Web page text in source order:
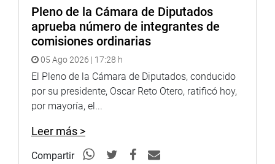
Pleno de la Cámara de Diputados
aprueba número de integrantes de
comisiones ordinarias
05 Ago 2026 | 17:28 h
El Pleno de la Cámara de Diputados, conducido
por su presidente, Oscar Reto Otero, ratificó hoy,
por mayoría, el...
Leer más >
Compartir